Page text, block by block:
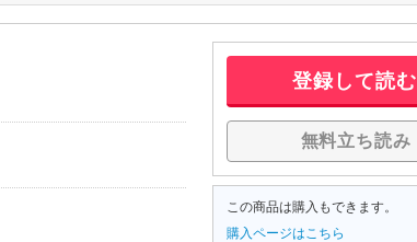
登録して読む
無料立ち読み
この商品は購入もできます。
購入ページはこちら